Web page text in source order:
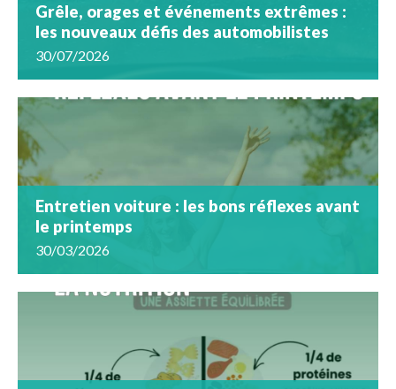
Grêle, orages et événements extrêmes :
les nouveaux défis des automobilistes
30/07/2026
Entretien voiture : les bons réflexes avant
le printemps
30/03/2026